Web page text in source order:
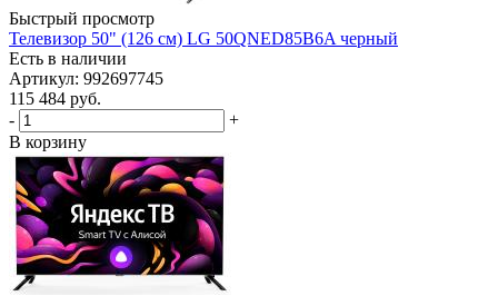
Быстрый просмотр
Телевизор 50" (126 см) LG 50QNED85B6A черный
Есть в наличии
Артикул: 992697745
115 484 руб.
-
+
В корзину